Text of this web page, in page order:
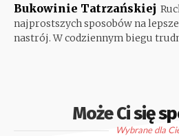
Bukowinie Tatrzańskiej
najprostszych sposobów na
nastrój. W codziennym biegu
Może Ci się
Wybrane dla